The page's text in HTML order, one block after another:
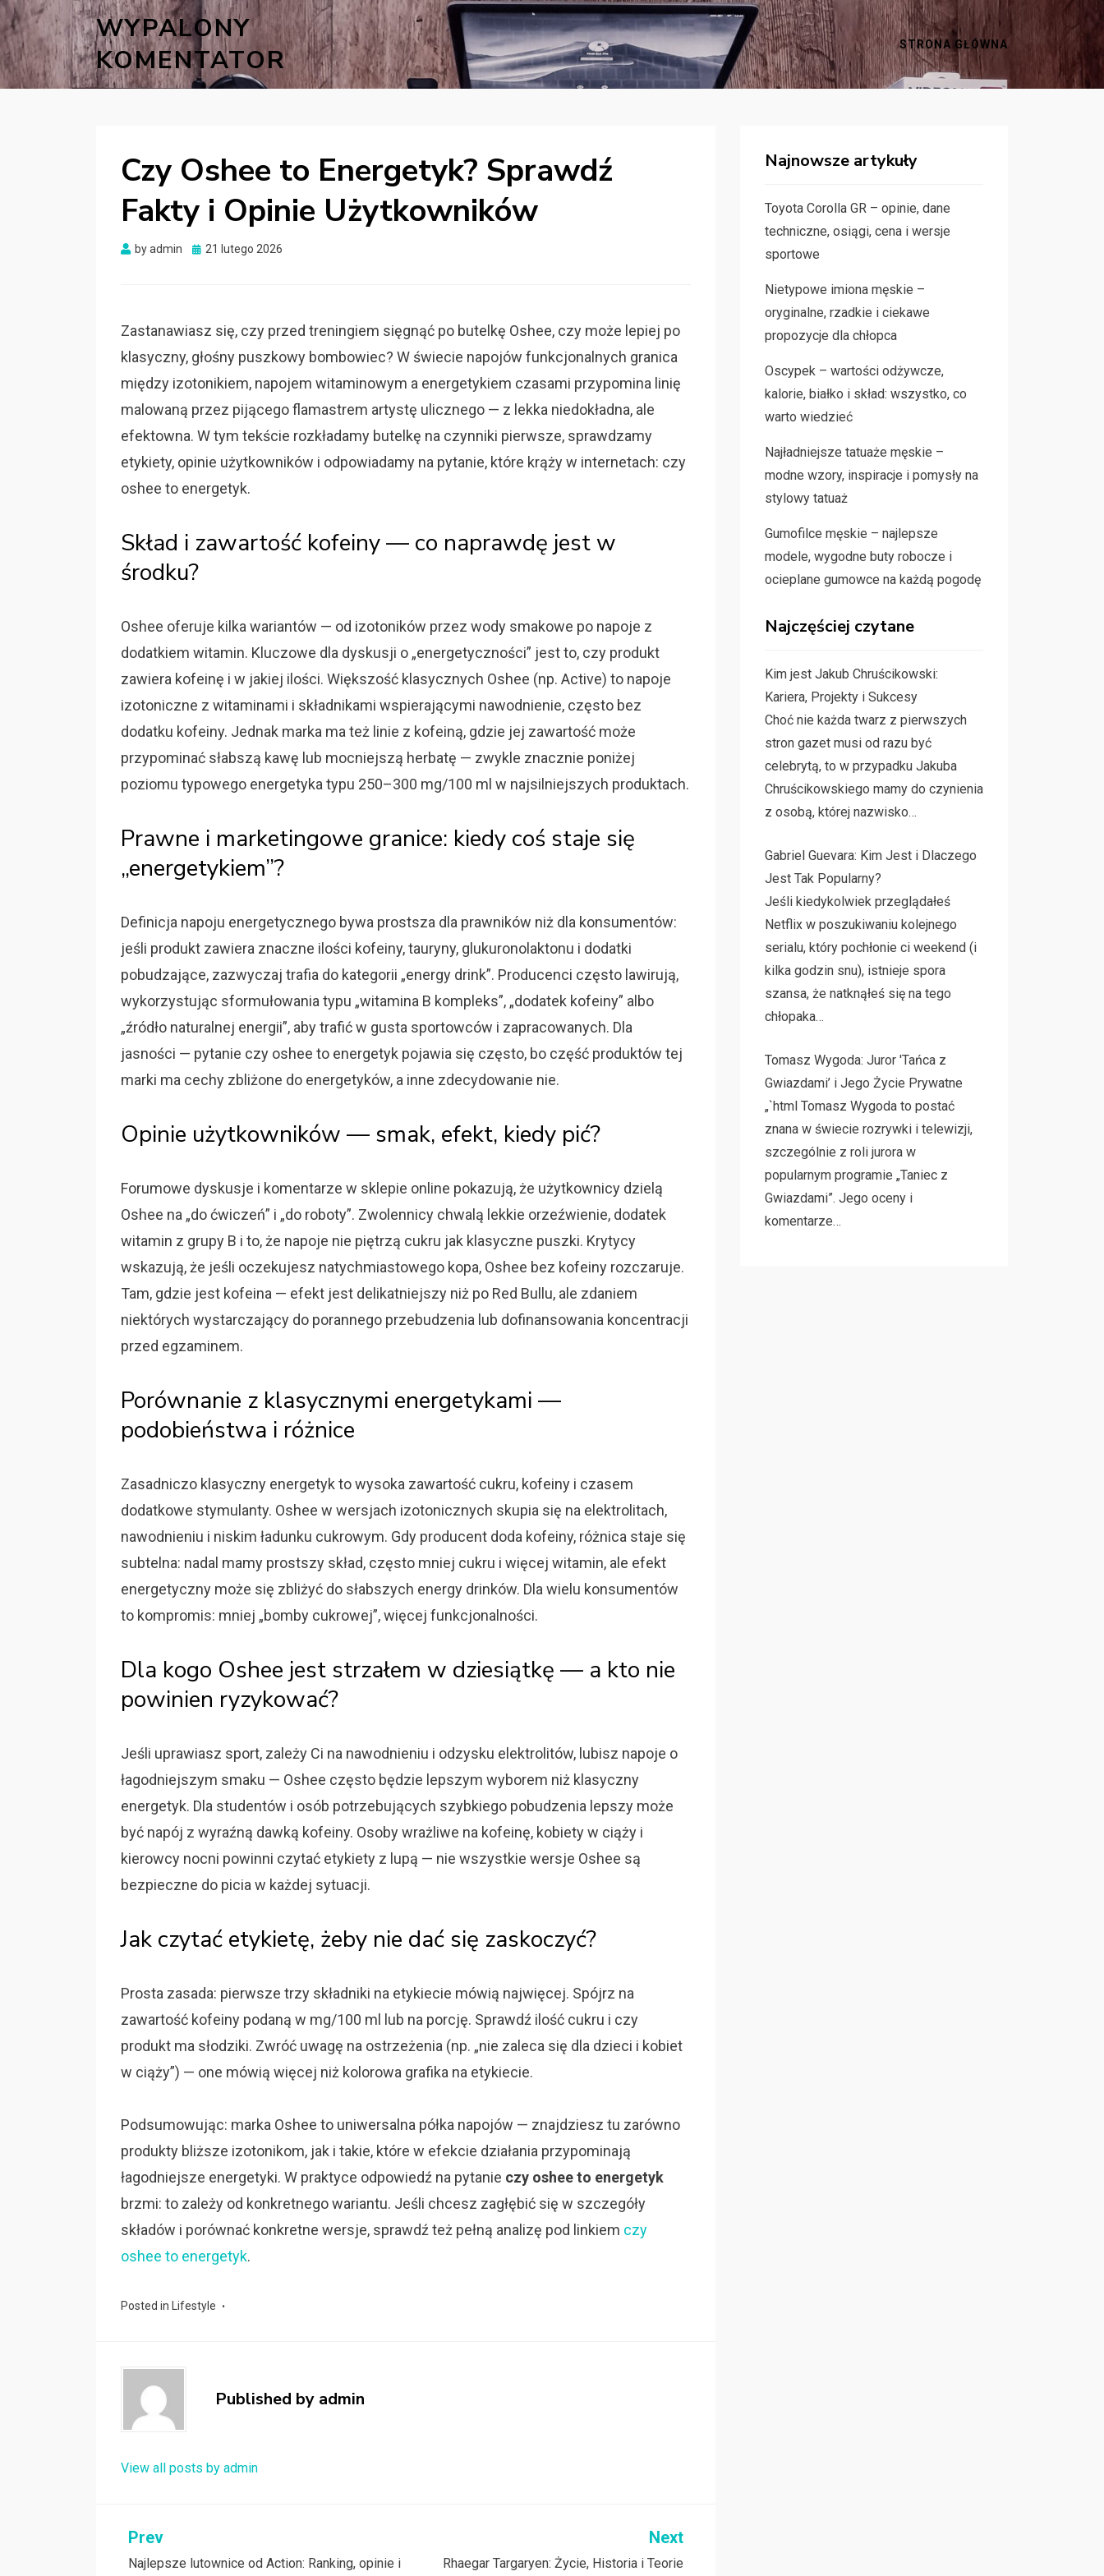
WYPALONY
KOMENTATOR
STRONA GŁÓWNA
Czy Oshee to Energetyk? Sprawdź
Fakty i Opinie Użytkowników
byadmin
Posted
21 lutego 2026
Zastanawiasz się, czy przed treningiem sięgnąć po butelkę Oshee, czy może lepiej po
klasyczny, głośny puszkowy bombowiec? W świecie napojów funkcjonalnych granica
między izotonikiem, napojem witaminowym a energetykiem czasami przypomina linię
malowaną przez pijącego flamastrem artystę ulicznego — z lekka niedokładna, ale
efektowna. W tym tekście rozkładamy butelkę na czynniki pierwsze, sprawdzamy
etykiety, opinie użytkowników i odpowiadamy na pytanie, które krąży w internetach: czy
oshee to energetyk.
Skład i zawartość kofeiny — co naprawdę jest w
środku?
Oshee oferuje kilka wariantów — od izotoników przez wody smakowe po napoje z
dodatkiem witamin. Kluczowe dla dyskusji o „energetyczności” jest to, czy produkt
zawiera kofeinę i w jakiej ilości. Większość klasycznych Oshee (np. Active) to napoje
izotoniczne z witaminami i składnikami wspierającymi nawodnienie, często bez
dodatku kofeiny. Jednak marka ma też linie z kofeiną, gdzie jej zawartość może
przypominać słabszą kawę lub mocniejszą herbatę — zwykle znacznie poniżej
poziomu typowego energetyka typu 250–300 mg/100 ml w najsilniejszych produktach.
Prawne i marketingowe granice: kiedy coś staje się
„energetykiem”?
Definicja napoju energetycznego bywa prostsza dla prawników niż dla konsumentów:
jeśli produkt zawiera znaczne ilości kofeiny, tauryny, glukuronolaktonu i dodatki
pobudzające, zazwyczaj trafia do kategorii „energy drink”. Producenci często lawirują,
wykorzystując sformułowania typu „witamina B kompleks”, „dodatek kofeiny” albo
„źródło naturalnej energii”, aby trafić w gusta sportowców i zapracowanych. Dla
jasności — pytanie czy oshee to energetyk pojawia się często, bo część produktów tej
marki ma cechy zbliżone do energetyków, a inne zdecydowanie nie.
Opinie użytkowników — smak, efekt, kiedy pić?
Forumowe dyskusje i komentarze w sklepie online pokazują, że użytkownicy dzielą
Oshee na „do ćwiczeń” i „do roboty”. Zwolennicy chwalą lekkie orzeźwienie, dodatek
witamin z grupy B i to, że napoje nie piętrzą cukru jak klasyczne puszki. Krytycy
wskazują, że jeśli oczekujesz natychmiastowego kopa, Oshee bez kofeiny rozczaruje.
Tam, gdzie jest kofeina — efekt jest delikatniejszy niż po Red Bullu, ale zdaniem
niektórych wystarczający do porannego przebudzenia lub dofinansowania koncentracji
przed egzaminem.
Porównanie z klasycznymi energetykami —
podobieństwa i różnice
Zasadniczo klasyczny energetyk to wysoka zawartość cukru, kofeiny i czasem
dodatkowe stymulanty. Oshee w wersjach izotonicznych skupia się na elektrolitach,
nawodnieniu i niskim ładunku cukrowym. Gdy producent doda kofeiny, różnica staje się
subtelna: nadal mamy prostszy skład, często mniej cukru i więcej witamin, ale efekt
energetyczny może się zbliżyć do słabszych energy drinków. Dla wielu konsumentów
to kompromis: mniej „bomby cukrowej”, więcej funkcjonalności.
Dla kogo Oshee jest strzałem w dziesiątkę — a kto nie
powinien ryzykować?
Jeśli uprawiasz sport, zależy Ci na nawodnieniu i odzysku elektrolitów, lubisz napoje o
łagodniejszym smaku — Oshee często będzie lepszym wyborem niż klasyczny
energetyk. Dla studentów i osób potrzebujących szybkiego pobudzenia lepszy może
być napój z wyraźną dawką kofeiny. Osoby wrażliwe na kofeinę, kobiety w ciąży i
kierowcy nocni powinni czytać etykiety z lupą — nie wszystkie wersje Oshee są
bezpieczne do picia w każdej sytuacji.
Jak czytać etykietę, żeby nie dać się zaskoczyć?
Prosta zasada: pierwsze trzy składniki na etykiecie mówią najwięcej. Spójrz na
zawartość kofeiny podaną w mg/100 ml lub na porcję. Sprawdź ilość cukru i czy
produkt ma słodziki. Zwróć uwagę na ostrzeżenia (np. „nie zaleca się dla dzieci i kobiet
w ciąży”) — one mówią więcej niż kolorowa grafika na etykiecie.
Podsumowując: marka Oshee to uniwersalna półka napojów — znajdziesz tu zarówno
produkty bliższe izotonikom, jak i takie, które w efekcie działania przypominają
łagodniejsze energetyki. W praktyce odpowiedź na pytanie czy oshee to energetyk
brzmi: to zależy od konkretnego wariantu. Jeśli chcesz zagłębić się w szczegóły
składów i porównać konkretne wersje, sprawdź też pełną analizę pod linkiem czy
oshee to energetyk.
Posted in Lifestyle
Published by admin
View all posts by admin
Nawigacja
Prev
Najlepsze lutownice od Action: Ranking, opinie i
Next
Rhaegar Targaryen: Życie, Historia i Teorie
Najnowsze artykuły
Toyota Corolla GR – opinie, dane
techniczne, osiągi, cena i wersje
sportowe
Nietypowe imiona męskie –
oryginalne, rzadkie i ciekawe
propozycje dla chłopca
Oscypek – wartości odżywcze,
kalorie, białko i skład: wszystko, co
warto wiedzieć
Najładniejsze tatuaże męskie –
modne wzory, inspiracje i pomysły na
stylowy tatuaż
Gumofilce męskie – najlepsze
modele, wygodne buty robocze i
ocieplane gumowce na każdą pogodę
Najczęściej czytane
Kim jest Jakub Chruścikowski:
Kariera, Projekty i Sukcesy
Choć nie każda twarz z pierwszych
stron gazet musi od razu być
celebrytą, to w przypadku Jakuba
Chruścikowskiego mamy do czynienia
z osobą, której nazwisko…
Gabriel Guevara: Kim Jest i Dlaczego
Jest Tak Popularny?
Jeśli kiedykolwiek przeglądałeś
Netflix w poszukiwaniu kolejnego
serialu, który pochłonie ci weekend (i
kilka godzin snu), istnieje spora
szansa, że natknąłeś się na tego
chłopaka…
Tomasz Wygoda: Juror 'Tańca z
Gwiazdami’ i Jego Życie Prywatne
„`html Tomasz Wygoda to postać
znana w świecie rozrywki i telewizji,
szczególnie z roli jurora w
popularnym programie „Taniec z
Gwiazdami”. Jego oceny i
komentarze…